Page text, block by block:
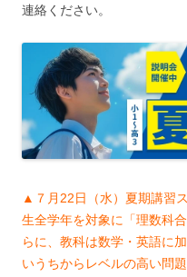
連絡ください。
▲７月22日（水）夏期講習
生全学年を対象に「理数科
らに、教科は数学・英語に
いうちからレベルの高い問